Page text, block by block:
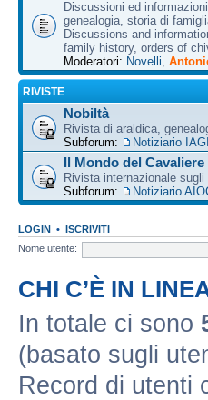
Discussioni ed
genealogia, storia di
Discussions and
family history, orders of
Moderatori: Novelli
RIVISTE
Nobiltà
Rivista di araldica,
Subforum:
Notiziario IAGI
Il Mondo del Cavaliere
Rivista internazionale
Subforum:
Notiziario
LOGIN • ISCRIVITI
Nome utente:
CHI C’È IN
In totale ci sono
(basato sugli
Record di utenti